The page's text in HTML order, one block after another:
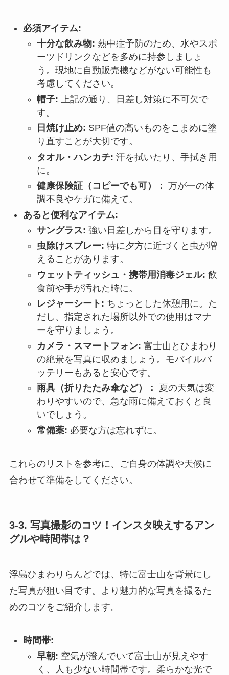
必須アイテム:
十分な飲み物: 熱中症予防のため、水やスポ
ーツドリンクなどを多めに持参しましょ
う。現地に自動販売機などがない可能性も
考慮してください。
帽子: 上記の通り、日差し対策に不可欠で
す。
日焼け止め: SPF値の高いものをこまめに塗
り直すことが大切です。
タオル・ハンカチ: 汗を拭いたり、手拭き用
に。
健康保険証（コピーでも可）： 万が一の体
調不良やケガに備えて。
あると便利なアイテム:
サングラス: 強い日差しから目を守ります。
虫除けスプレー: 特に夕方に近づくと虫が増
えることがあります。
ウェットティッシュ・携帯用消毒ジェル: 飲
食前や手が汚れた時に。
レジャーシート: ちょっとした休憩用に。た
だし、指定された場所以外での使用はマナ
ーを守りましょう。
カメラ・スマートフォン: 富士山とひまわり
の絶景を写真に収めましょう。モバイルバ
ッテリーもあると安心です。
雨具（折りたたみ傘など）：
夏の天気は変
わりやすいので、急な雨に備えておくと良
いでしょう。
常備薬: 必要な方は忘れずに。
これらのリストを参考に、ご自身の体調や天候に
合わせて準備をしてください。
3-3. 写真撮影のコツ！インスタ映えするアン
グルや時間帯は？
浮島ひまわりらんどでは、特に富士山を背景にし
た写真が狙い目です。より魅力的な写真を撮るた
めのコツをご紹介します。
時間帯:
早朝: 空気が澄んでいて富士山が見えやす
く、人も少ない時間帯です。柔らかな光で